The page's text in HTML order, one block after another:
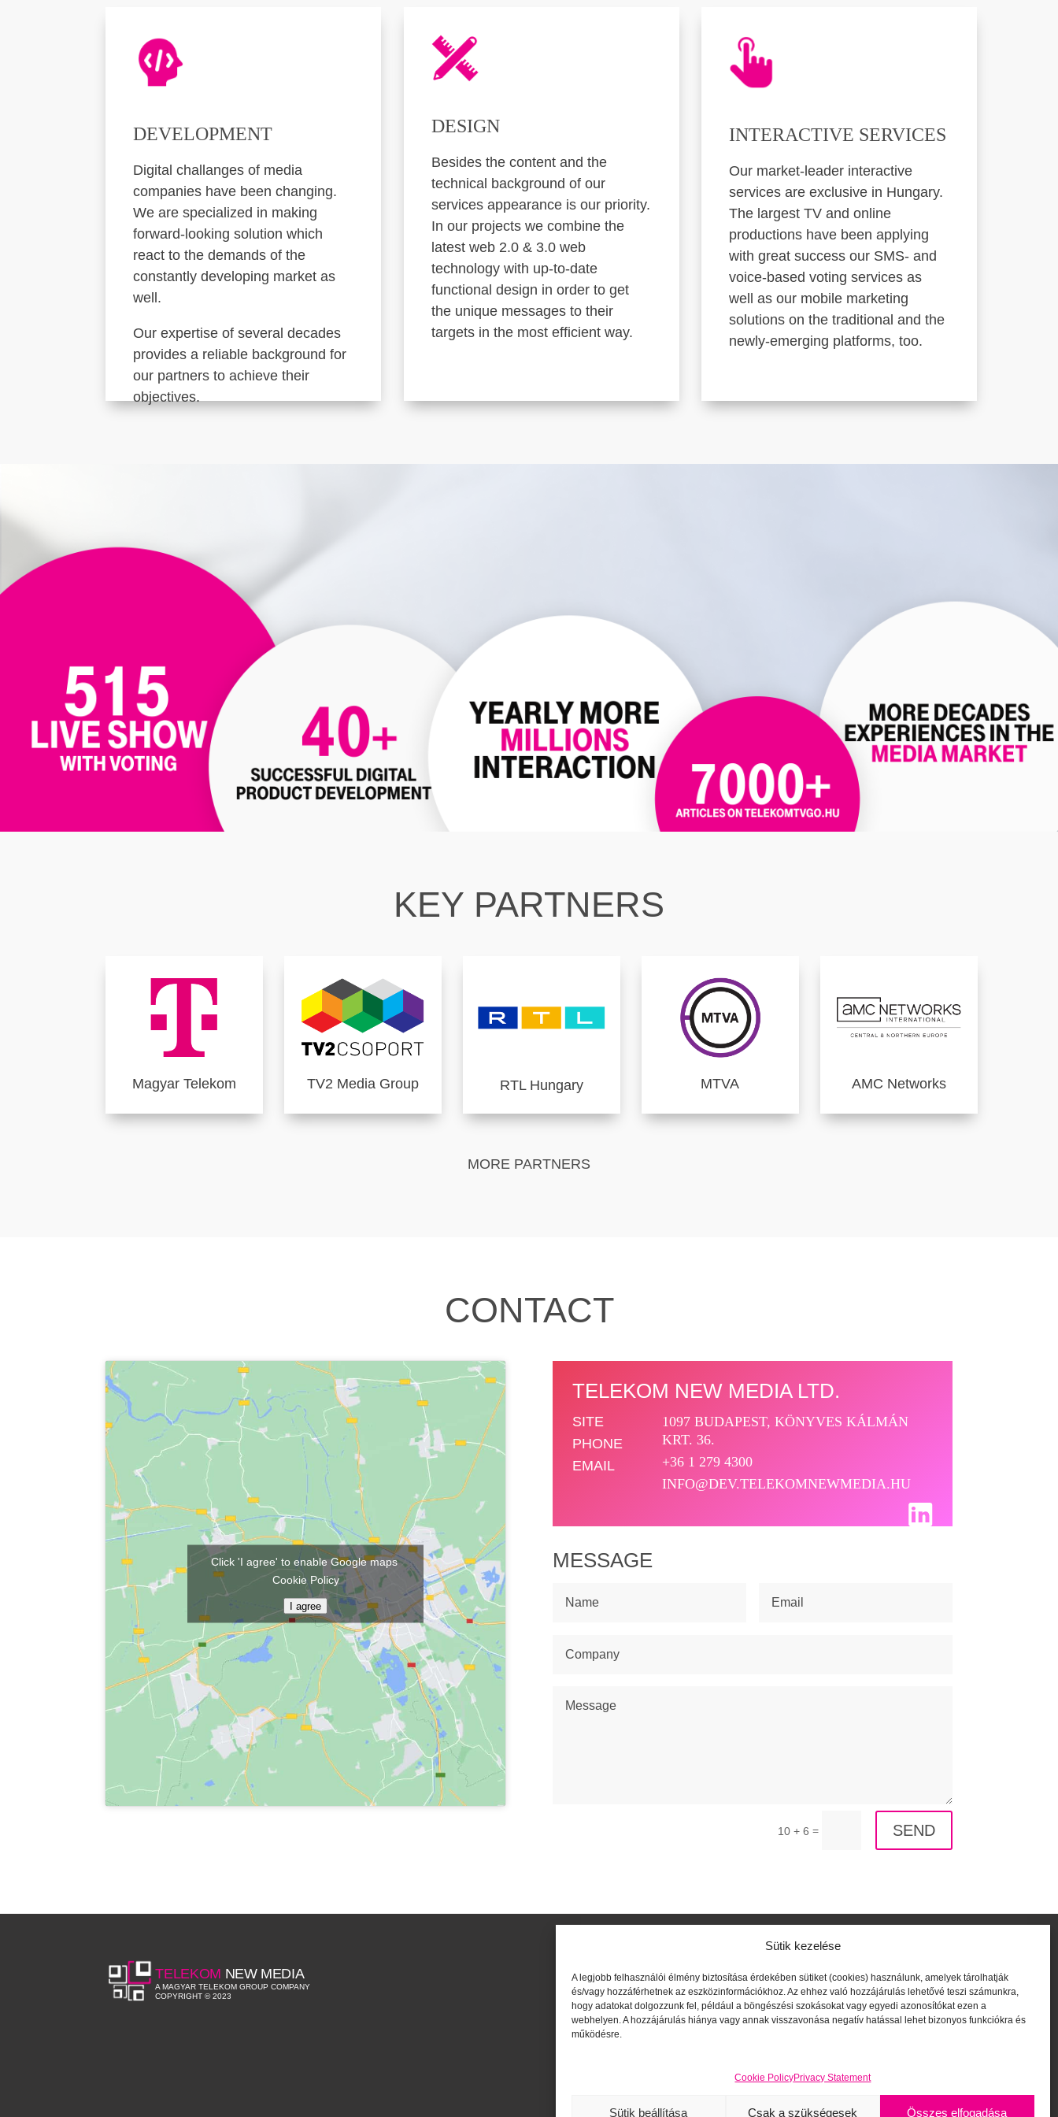
Sütik kezelése
A legjobb felhasználói élmény biztosítása érdekében sütiket (cookies) használunk, amelyek tárolhatják
és/vagy hozzáférhetnek az eszközinformációkhoz. Az ehhez való hozzájárulás lehetővé teszi számunkra,
hogy adatokat dolgozzunk fel, például a böngészési szokásokat vagy egyedi azonosítókat ezen a
webhelyen. A hozzájárulás hiánya vagy annak visszavonása negatív hatással lehet bizonyos funkciókra és
működésre.
Cookie PolicyPrivacy Statement
Sütik beállítása Csak a szükségesek Összes elfogadása
DEVELOPMENT
Digital challanges of media
companies have been changing.
We are specialized in making
forward-looking solution which
react to the demands of the
constantly developing market as
well.
Our expertise of several decades
provides a reliable background for
our partners to achieve their
objectives.
DESIGN
Besides the content and the
technical background of our
services appearance is our priority.
In our projects we combine the
latest web 2.0 & 3.0 web
technology with up-to-date
functional design in order to get
the unique messages to their
targets in the most efficient way.
INTERACTIVE SERVICES
Our market-leader interactive
services are exclusive in Hungary.
The largest TV and online
productions have been applying
with great success our SMS- and
voice-based voting services as
well as our mobile marketing
solutions on the traditional and the
newly-emerging platforms, too.
KEY PARTNERS
Magyar Telekom TV2 Media Group RTL Hungary MTVA AMC Networks
MORE PARTNERS
CONTACT
Click 'I agree' to enable Google maps
Cookie Policy
I agree
TELEKOM NEW MEDIA LTD.
SITE
1097 BUDAPEST, KÖNYVES KÁLMÁN
KRT. 36.
PHONE
+36 1 279 4300
EMAIL
INFO@DEV.TELEKOMNEWMEDIA.HU
MESSAGE
10 + 6 = SEND
TELEKOM NEW MEDIA
A MAGYAR TELEKOM GROUP COMPANY
COPYRIGHT © 2023
PRIVACY POLICY
COMPLIANCE / TELLME
COOKIE POLICY